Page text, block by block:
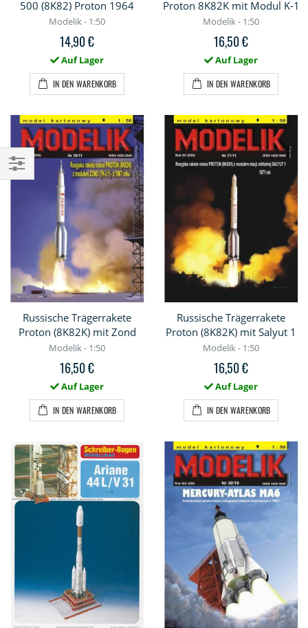
500 (8K82) Proton 1964
Modelik - 1:50
14,90 €
Auf Lager
IN DEN WARENKORB
Proton 8K82K mit Modul K-1
Modelik - 1:50
16,50 €
Auf Lager
IN DEN WARENKORB
Russische Trägerrakete
Proton (8K82K) mit Zond
Modelik - 1:50
16,50 €
Auf Lager
IN DEN WARENKORB
Russische Trägerrakete
Proton (8K82K) mit Salyut 1
Modelik - 1:50
16,50 €
Auf Lager
IN DEN WARENKORB
Einkaufsoptionen